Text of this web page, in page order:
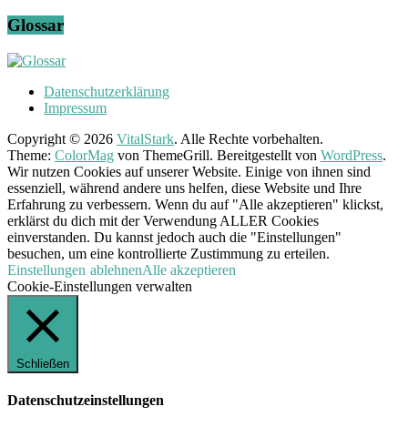
Glossar
Datenschutzerklärung
Impressum
Copyright © 2026 VitalStark. Alle Rechte vorbehalten.
Theme: ColorMag von ThemeGrill. Bereitgestellt von WordPress.
Wir nutzen Cookies auf unserer Website. Einige von ihnen sind
essenziell, während andere uns helfen, diese Website und Ihre
Erfahrung zu verbessern. Wenn du auf "Alle akzeptieren" klickst,
erklärst du dich mit der Verwendung ALLER Cookies
einverstanden. Du kannst jedoch auch die "Einstellungen"
besuchen, um eine kontrollierte Zustimmung zu erteilen.
Einstellungen ablehnenAlle akzeptieren
Cookie-Einstellungen verwalten
Schließen
Datenschutzeinstellungen